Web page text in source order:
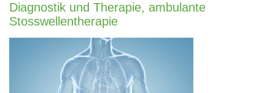
Diagnostik und Therapie, ambulante
Stosswellentherapie